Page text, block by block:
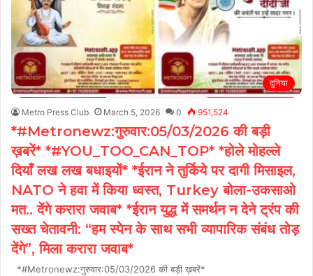
दुनिया
Metro Press Club March 5, 2026 0 951,524
*#Metronewz:गुरुवार:05/03/2026 की बड़ी
ख़बरें* *#YOU_TOO_CAN_TOP* *होले मोहल्ले
दियाँ लख लख बधाइयों* *ईरान ने तुर्किये पर दागी मिसाइल,
NATO ने हवा में किया ध्वस्त, Turkey बोला-उकसाओ
मत.. देंगे करारा जवाब* *ईरान युद्ध में समर्थन न देने ट्रंप की
सख्त चेतावनी: “हम स्पेन के साथ सभी व्यापारिक संबंध तोड़
देंगे”, मिला करारा जवाब*
*#Metronewz:गुरुवार:05/03/2026 की बड़ी ख़बरें*